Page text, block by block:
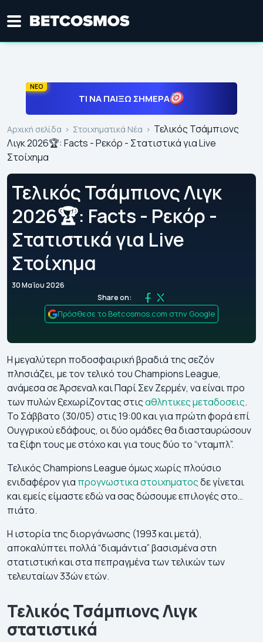
ΝΕΟ
ΤΙ ΝΑ ΠΑΊΞΩ ΣΉΜΕΡΑ
Αρχική σελίδα Στοιχηματικά Νέα
Τελικός Τσάμπιονς
Λιγκ 2026🏆: Facts - Ρεκόρ - Στατιστικά για Live
Στοίχημα
Τελικός Τσάμπιονς Λιγκ
2026🏆: Facts - Ρεκόρ -
Στατιστικά για Live
Στοίχημα
30 Μαΐου 2026
Share on:
Πρόσθεσε το Betcosmos.com στην Google
Η μεγαλύτερη ποδοσφαιρική βραδιά της σεζόν
πλησιάζει, με τον τελικό του Champions League,
ανάμεσα σε Άρσεναλ και Παρί Σεν Ζερμέν, να είναι προ
των πυλών ξεχωρίζοντας στιςαθλητικες μεταδοσεις.
Το Σάββατο (30/05) στις 19:00 και για πρώτη φορά επί
Ουγγρικού εδάφους, οι δύο ομάδες θα διασταυρώσουν
τα ξίφη τους με στόχο και για τους δύο το “νταμπλ”.
Τελικός Champions League όμως χωρίς πλούσιο
ενιδαφέρον για προγνωστικα στοιχηματοςδε γίνεται
και εμείς είμαστε εδώ να σας δώσουμε επιλογές στο…
πιάτο.
Η ιστορία της διοργάνωσης (1993 και μετά),
αποκαλύπτει πολλά “διαμάντια” βασισμένα στη
στατιστική και στα πεπραγμένα των τελικών των
τελευταίων 33ών ετών.
Τελικός Τσάμπιονς Λιγκ
στατιστικά